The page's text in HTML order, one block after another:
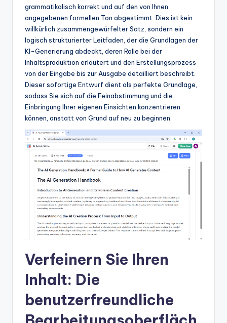
grammatikalisch korrekt und auf den von Ihnen
angegebenen formellen Ton abgestimmt. Dies ist kein
willkürlich zusammengewürfelter Satz, sondern ein
logisch strukturierter Leitfaden, der die Grundlagen der
KI-Generierung abdeckt, deren Rolle bei der
Inhaltsproduktion erläutert und den Erstellungsprozess
von der Eingabe bis zur Ausgabe detailliert beschreibt.
Dieser sofortige Entwurf dient als perfekte Grundlage,
sodass Sie sich auf die Feinabstimmung und die
Einbringung Ihrer eigenen Einsichten konzentrieren
können, anstatt von Grund auf neu zu beginnen.
Verfeinern Sie Ihren
Inhalt: Die
benutzerfreundliche